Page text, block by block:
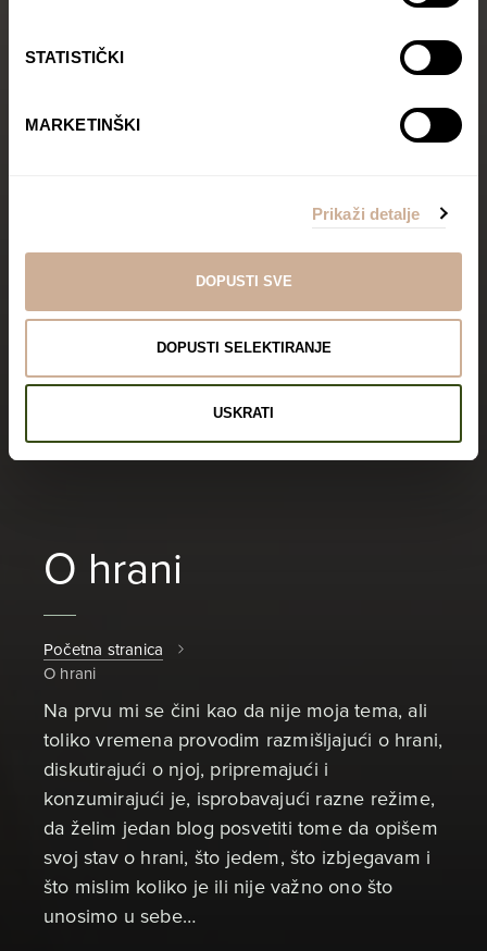
STATISTIČKI
MARKETINŠKI
Prikaži detalje
DOPUSTI SVE
DOPUSTI SELEKTIRANJE
USKRATI
O hrani
Početna stranica
O hrani
Na prvu mi se čini kao da nije moja tema, ali
toliko vremena provodim razmišljajući o hrani,
diskutirajući o njoj, pripremajući i
konzumirajući je, isprobavajući razne režime,
da želim jedan blog posvetiti tome da opišem
svoj stav o hrani, što jedem, što izbjegavam i
što mislim koliko je ili nije važno ono što
unosimo u sebe…